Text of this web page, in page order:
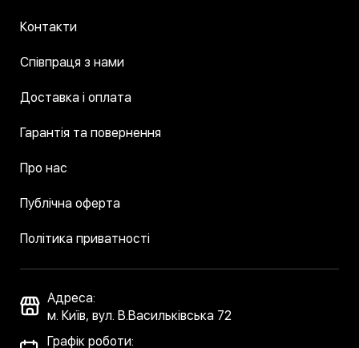
Контакти
Співпраця з нами
Доставка і оплата
Гарантія та повернення
Про нас
Публічна оферта
Політика приватності
Адреса:
м. Київ, вул. В.Васильківська 72
Графік роботи: